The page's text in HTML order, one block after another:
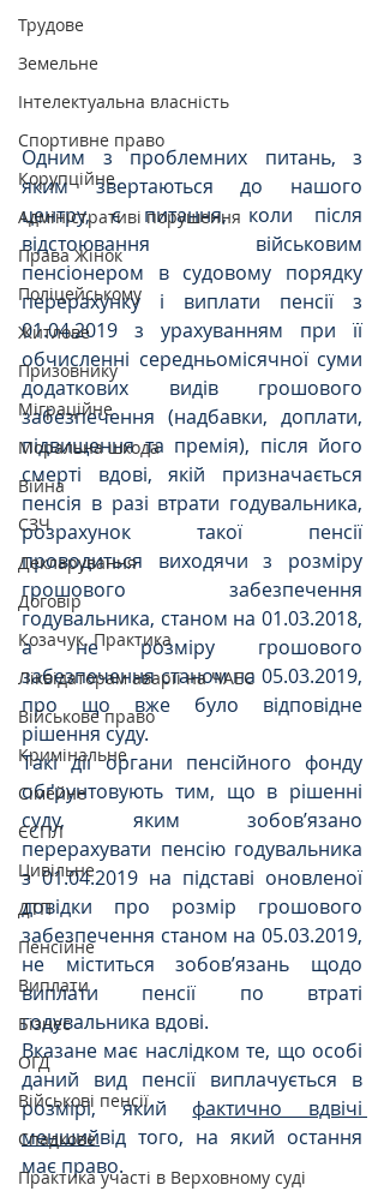
Трудове
Земельне
Інтелектуальна власність
Спортивне право
Корупційне
Адміністративі порушення
Права Жінок
Поліцейському
Житлове
Призовнику
Міграційне
Моральна шкода
Війна
СЗЧ
Декларування
Договір
Козачук. Практика
Ліквідаторам аварії на ЧАЕС
Військове право
Кримінальне
Сімейне
ЄСПЛ
Цивільне
ДТП
Пенсійне
Виплати
Бізнес
ОГД
Військові пенсії
Спадкове
Практика участі в Верховному суді
Одним з проблемних питань, з
яким звертаються до нашого
центру, є питання, коли після
відстоювання військовим
пенсіонером в судовому порядку
перерахунку і виплати пенсії з
01.04.2019 з урахуванням при її
обчисленні середньомісячної суми
додаткових видів грошового
забезпечення (надбавки, доплати,
підвищення та премія), після його
смерті вдові, якій призначається
пенсія в разі втрати годувальника,
розрахунок такої пенсії
проводиться виходячи з розміру
грошового забезпечення
годувальника, станом на 01.03.2018,
а не розміру грошового
забезпечення станом на 05.03.2019,
про що вже було відповідне
рішення суду.
Такі дії органи пенсійного фонду
обґрунтовують тим, що в рішенні
суду, яким зобов’язано
перерахувати пенсію годувальника
з 01.04.2019 на підставі оновленої
довідки про розмір грошового
забезпечення станом на 05.03.2019,
не міститься зобов’язань щодо
виплати пенсії по втраті
годувальника вдові.
Вказане має наслідком те, що особі
даний вид пенсії виплачується в
розмірі, який фактично вдвічі
меншийвід того, на який остання
має право.